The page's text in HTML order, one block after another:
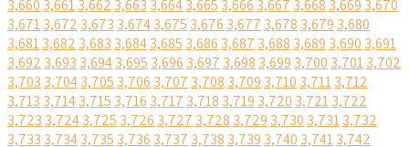
3,660 3,6613,662 3,663 3,6643,665 3,666 3,667 3,668 3,669 3,670
3,6713,672 3,673 3,6743,675 3,676 3,677 3,678 3,679 3,680
3,6813,682 3,683 3,6843,685 3,686 3,687 3,688 3,689 3,690 3,691
3,692 3,693 3,6943,695 3,696 3,697 3,698 3,699 3,700 3,7013,702
3,703 3,7043,705 3,706 3,707 3,708 3,709 3,710 3,7113,712
3,713 3,7143,715 3,716 3,717 3,718 3,719 3,720 3,7213,722
3,723 3,7243,725 3,726 3,727 3,728 3,729 3,730 3,7313,732
3,733 3,7343,735 3,736 3,737 3,738 3,739 3,740 3,7413,742